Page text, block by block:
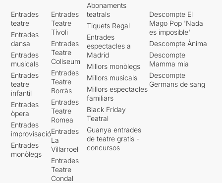
Entrades
teatre
Entrades
dansa
Entrades
musicals
Entrades
teatre
infantil
Entrades
òpera
Entrades
improvisació
Entrades
monòlegs
Entrades
Teatre
Tívoli
Entrades
Teatre
Coliseum
Entrades
Teatre
Borràs
Entrades
Teatre
Romea
Entrades
La
Villarroel
Entrades
Teatre
Condal
Abonaments
teatrals
Tiquets Regal
Entrades
espectacles a
Madrid
Millors monòlegs
Millors musicals
Millors espectacles
familiars
Black Friday
Teatral
Guanya entrades
de teatre gratis -
concursos
Descompte El
Mago Pop 'Nada
es imposible'
Descompte Ànima
Descompte
Mamma mia
Descompte
Germans de sang